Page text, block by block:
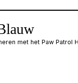
met het Paw